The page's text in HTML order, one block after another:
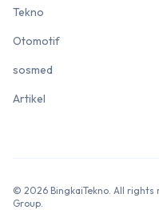
Tekno
Otomotif
sosmed
Artikel
© 2026 BingkaiTekno. All rights
Group.